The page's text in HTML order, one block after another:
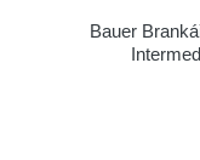
Bauer